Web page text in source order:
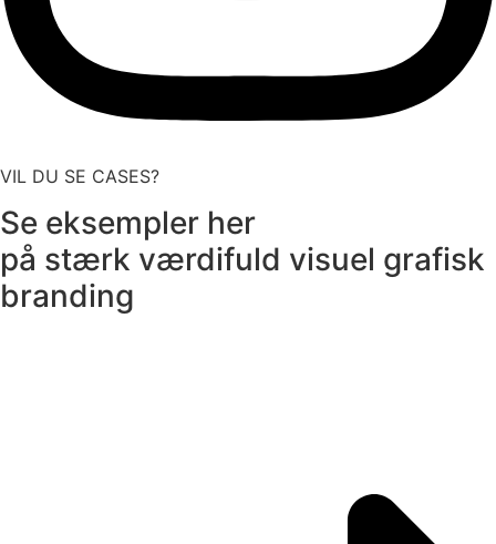
VIL DU SE CASES?
Se eksempler her
på stærk værdifuld visuel grafisk
branding